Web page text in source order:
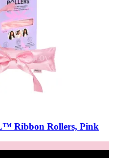
Ribbon Rollers, Pink